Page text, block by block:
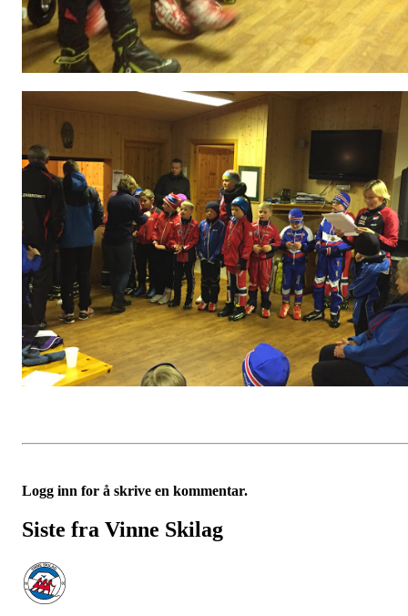
Logg inn for å skrive en kommentar.
Siste fra Vinne Skilag